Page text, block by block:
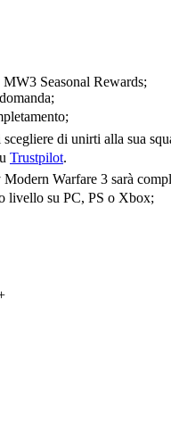
Seasonal Rewards;
di unirti alla sua
Trustpilot.
Warfare 3 sarà
livello su PC, PS o Xbox;